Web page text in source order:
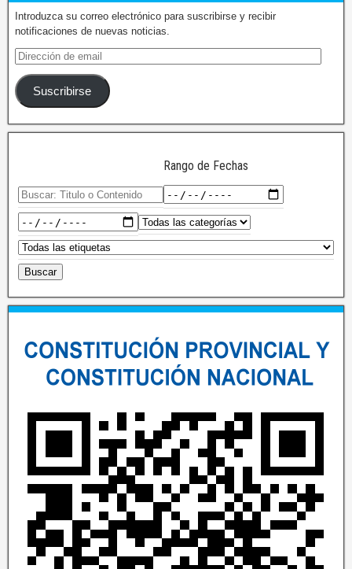
Introduzca su correo electrónico para suscribirse y recibir
notificaciones de nuevas noticias.
Suscribirse
Rango de Fechas